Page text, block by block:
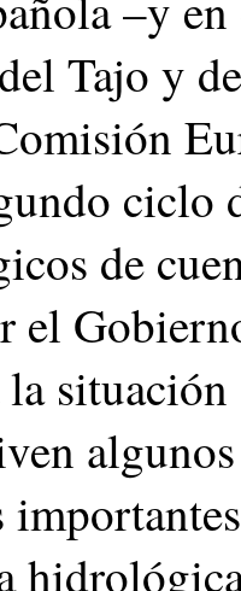
Tajo y
ciclo
de
el